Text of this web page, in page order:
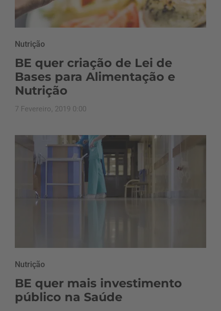
Nutrição
BE quer criação de Lei de
Bases para Alimentação e
Nutrição
7 Fevereiro, 2019 0:00
Nutrição
BE quer mais investimento
público na Saúde